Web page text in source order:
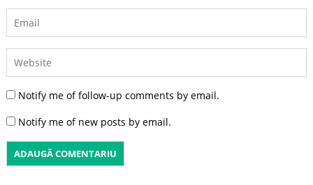
Notify me of follow-up comments by email.
Notify me of new posts by email.